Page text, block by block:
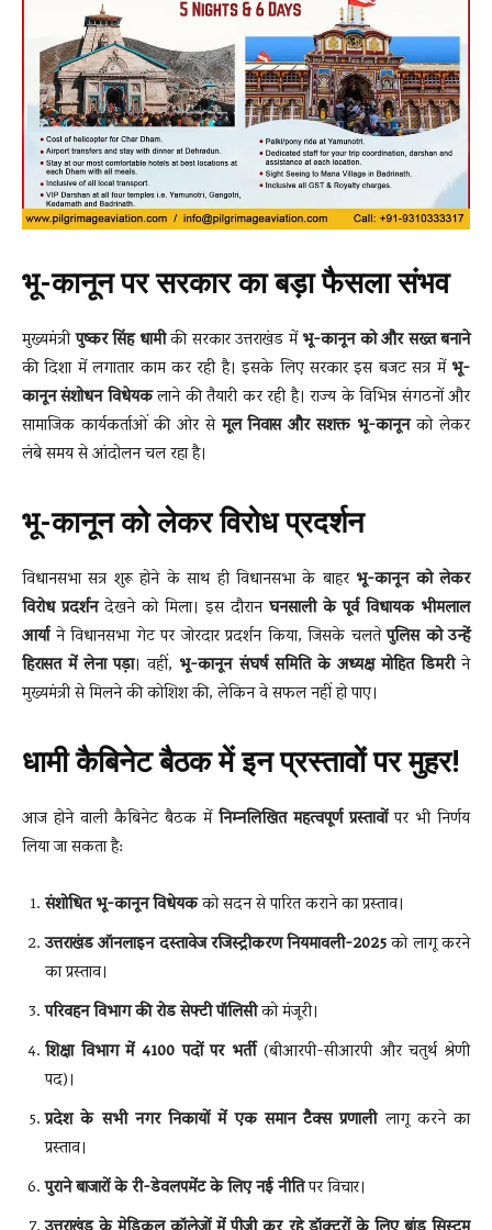
भू-कानून पर सरकार का बड़ा फैसला संभव
मुख्यमंत्रीपुष्कर सिंह धामीकी सरकार उत्तराखंड मेंभू-कानून को और सख्त बनाने
की दिशा में लगातार काम कर रही है। इसके लिए सरकार इस बजट सत्र मेंभू-
कानून संशोधन विधेयकलाने की तैयारी कर रही है। राज्य के विभिन्न संगठनों और
सामाजिक कार्यकर्ताओं की ओर सेमूल निवास और सशक्त भू-कानूनको लेकर
लंबे समय से आंदोलन चल रहा है।
भू-कानून को लेकर विरोध प्रदर्शन
विधानसभा सत्र शुरू होने के साथ ही विधानसभा के बाहरभू-कानून को लेकर
विरोध प्रदर्शनदेखने को मिला। इस दौरानघनसाली के पूर्व विधायक भीमलाल
आर्याने विधानसभा गेट पर जोरदार प्रदर्शन किया, जिसके चलतेपुलिस को उन्हें
हिरासत में लेना पड़ा। वहीं,भू-कानून संघर्ष समिति के अध्यक्ष मोहित डिमरीने
मुख्यमंत्री से मिलने की कोशिश की, लेकिन वे सफल नहीं हो पाए।
धामी कैबिनेट बैठक में इन प्रस्तावों पर मुहर!
आज होने वाली कैबिनेट बैठक मेंनिम्नलिखित महत्वपूर्ण प्रस्तावोंपर भी निर्णय
लिया जा सकता है:
संशोधित भू-कानून विधेयकको सदन से पारित कराने का प्रस्ताव।
उत्तराखंड ऑनलाइन दस्तावेज रजिस्ट्रीकरण नियमावली-2025को लागू करने
का प्रस्ताव।
परिवहन विभाग की रोड सेफ्टी पॉलिसीको मंजूरी।
शिक्षा विभाग में 4100 पदों पर भर्ती(बीआरपी-सीआरपी और चतुर्थ श्रेणी
पद)।
प्रदेश के सभी नगर निकायों में एक समान टैक्स प्रणालीलागू करने का
प्रस्ताव।
पुराने बाजारों के री-डेवलपमेंट के लिए नई नीतिपर विचार।